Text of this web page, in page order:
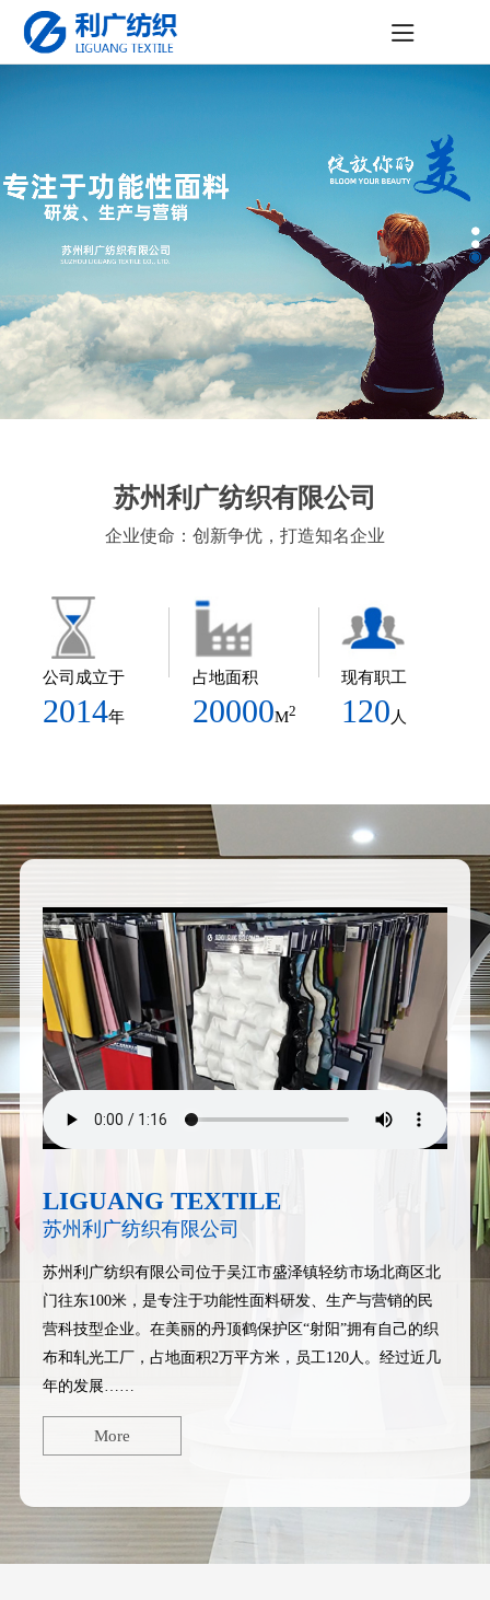
苏州利广纺织有限公司
企业使命：创新争优，打造知名企业
公司成立于
2014年
占地面积
20000M2
现有职工
120人
LIGUANG TEXTILE
苏州利广纺织有限公司
苏州利广纺织有限公司 位于吴江市盛泽镇轻纺市场北商区北
门往东100米，是专注于功能性面料研发、生产与营销的民
营科技型企业。在美丽的丹顶鹤保护区“射阳”拥有自己的织
布和轧光工厂，占地面积2万平方米，员工120人。经过近几
年的发展……
More